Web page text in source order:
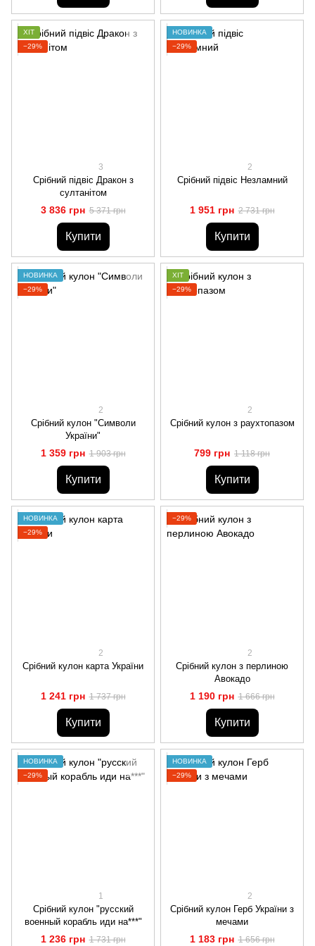
ХІТ
−29%
3
Срібний підвіс Дракон з
султанітом
3 836 грн 5 371 грн
Купити
НОВИНКА
−29%
2
Срібний підвіс Незламний
1 951 грн 2 731 грн
Купити
НОВИНКА
−29%
2
Срібний кулон "Символи
України"
1 359 грн 1 903 грн
Купити
ХІТ
−29%
2
Срібний кулон з раухтопазом
799 грн 1 118 грн
Купити
НОВИНКА
−29%
2
Срібний кулон карта України
1 241 грн 1 737 грн
Купити
−29%
2
Срібний кулон з перлиною
Авокадо
1 190 грн 1 666 грн
Купити
НОВИНКА
−29%
1
Срібний кулон "русский
военный корабль иди на***"
1 236 грн 1 731 грн
НОВИНКА
−29%
2
Срібний кулон Герб України з
мечами
1 183 грн 1 656 грн